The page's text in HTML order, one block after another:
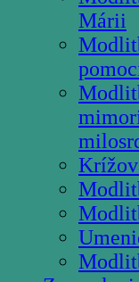
Márii